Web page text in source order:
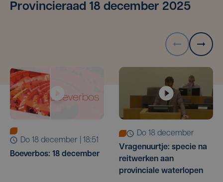
Provincieraad 18 december 2025
do 18 december | 18:51
Boeverbos: 18 december
do 18 december
Vragenuurtje: specie na
reitwerken aan
provinciale waterlopen